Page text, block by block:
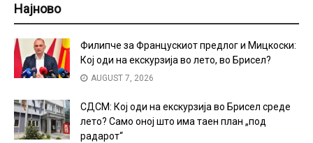
Најново
Филипче за Францускиот предлог и Мицкоски:
Кој оди на екскурзија во лето, во Брисел?
AUGUST 7, 2026
СДСМ: Кој оди на екскурзија во Брисел среде
лето? Само оној што има таен план „под
радарот“